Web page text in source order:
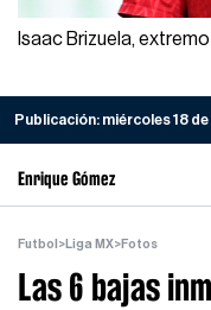
Isaac Brizuela,
Publicación: miércoles 18
Enrique Gómez
Futbol >Liga MX>Fotos
Las 6 bajas